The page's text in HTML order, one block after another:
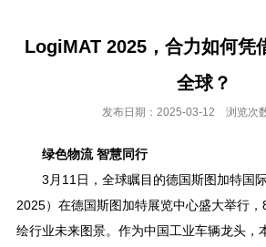
LogiMAT 2025，合力如何凭
全球？
发布日期：2025-03-12 浏览次
绿色物流 智慧同行
3月11日，全球瞩目的德国斯图加特国
2025）在德国斯图加特展览中心盛大举行
绘行业未来图景。作为中国工业车辆龙头，